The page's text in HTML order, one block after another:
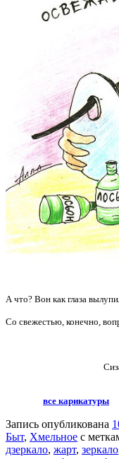
А что? Вон как глаза
Со свежестью, конечно,
все карикатуры
Запись опубликована
Быт, Хмельное с
дзеркало, жарт, зеркало